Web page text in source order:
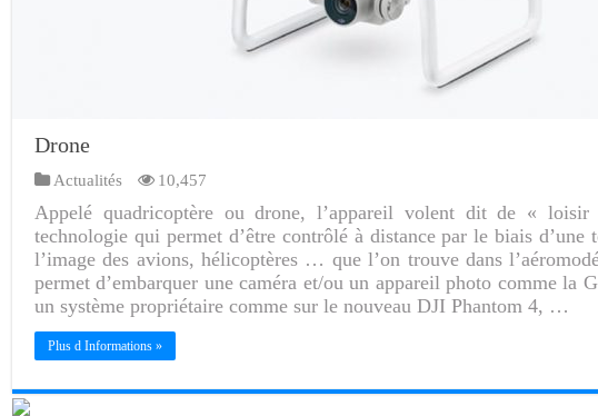
Drone
Actualités 10,457
Appelé quadricoptère ou drone, l’appareil volent dit de « loisir
technologie qui permet d’être contrôlé à distance par le biais d’une
l’image des avions, hélicoptères … que l’on trouve dans
permet d’embarquer une caméra et/ou un appareil photo comme la
un système propriétaire comme sur le nouveau DJI Phantom 4, …
Plus d Informations »